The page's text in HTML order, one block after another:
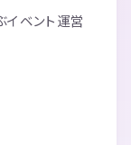
イベント運営